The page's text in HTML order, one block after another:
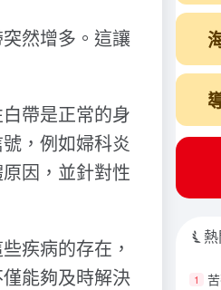
然增多。這讓
帶是正常的身
，例如婦科炎
因，並針對性
疾病的存在，
能夠及時解決
1 苦